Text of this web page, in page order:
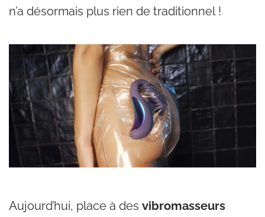
n’a désormais plus rien de traditionnel !
Aujourd’hui, place à des vibromasseurs